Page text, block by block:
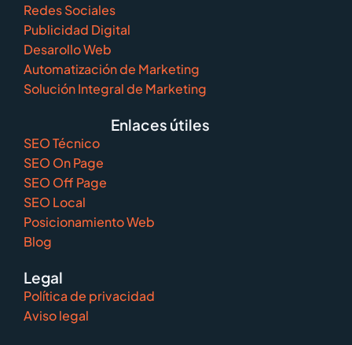
Redes Sociales
Publicidad Digital
Desarollo Web
Automatización de Marketing
Solución Integral de Marketing
Enlaces útiles
SEO Técnico
SEO On Page
SEO Off Page
SEO Local
Posicionamiento Web
Blog
Legal
Política de privacidad
Aviso legal